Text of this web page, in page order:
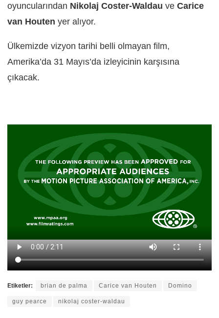
oyuncularından Nikolaj Coster-Waldau ve Carice
van Houten yer alıyor.
Ülkemizde vizyon tarihi belli olmayan film,
Amerika’da 31 Mayıs’da izleyicinin karşısına
çıkacak.
Etiketler: brian de palma Carice van Houten Domino
guy pearce nikolaj coster-waldau